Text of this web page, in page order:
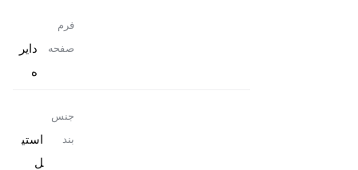
فرم
صفحه
دایر
ه
جنس
بند
استی
ل